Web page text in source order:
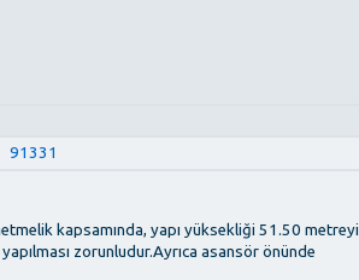
91331
kapsamında, yapı yüksekliği 51.50 metreyi
zorunludur.Ayrıca asansör önünde